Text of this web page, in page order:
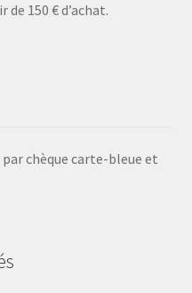
150 € d’achat.
chèque carte-bleue et